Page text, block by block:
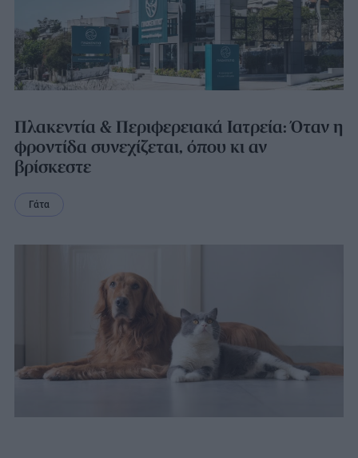
Πλακεντία & Περιφερειακά Ιατρεία: Όταν η
φροντίδα συνεχίζεται, όπου κι αν
βρίσκεστε
Γάτα